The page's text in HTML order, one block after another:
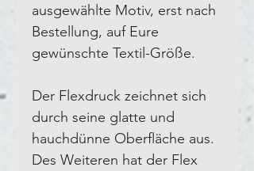
ausgewählte Motiv, erst nach
Bestellung, auf Eure
gewünschte Textil-Größe.
Der Flexdruck zeichnet sich
durch seine glatte und
hauchdünne Oberfläche aus.
Des Weiteren hat der Flex